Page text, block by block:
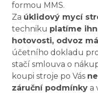
formou MMS.
Za úklidový mycí
techniku platíme
hotovosti, odvoz
účetního dokladu
stačí smlouva o
koupi stroje po Vás
záruční podmínky a